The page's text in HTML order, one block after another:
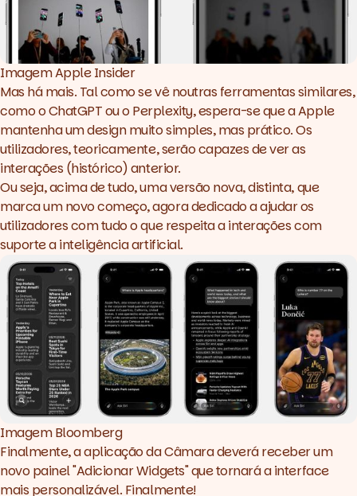
Imagem Apple Insider
Mas há mais. Tal como se vê noutras ferramentas similares,
como o ChatGPT ou o Perplexity, espera-se que a Apple
mantenha umdesignmuito simples, mas prático. Os
utilizadores, teoricamente, serão capazes de ver as
interações (histórico) anterior.
Ou seja, acima de tudo, uma versão nova, distinta, que
marca um novo começo, agora dedicado a ajudar os
utilizadores com tudo o que respeita a interações com
suporte a inteligência artificial.
Imagem Bloomberg
Finalmente, a aplicação da Câmara deverá receber um
novo painel "Adicionar Widgets" que tornará a interface
mais personalizável. Finalmente!